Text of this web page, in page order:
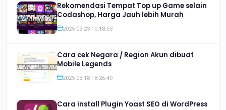
Rekomendasi Tempat Top up Game selain
Codashop, Harga Jauh lebih Murah
2025-03-23 10:18:53
Cara cek Negara / Region Akun dibuat
Mobile Legends
2025-03-18 18:26:49
Cara install Plugin Yoast SEO di WordPress